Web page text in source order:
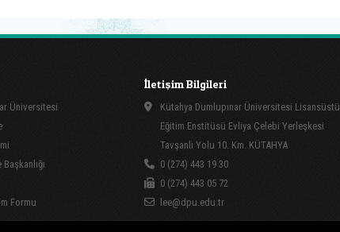
Üniversitesi
Formu
İletişim Bilgileri
Kütahya Dumlupınar Üniversitesi Lisansüstü
Eğitim Enstitüsü Evliya Çelebi Yerleşkesi
Tavşanlı Yolu 10. Km. KÜTAHYA
0 (274) 443 19 30
0 (274) 443 05 72
lee@dpu.edu.tr